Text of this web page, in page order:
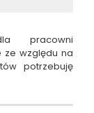
pracowni
ze względu na
potrzebuję